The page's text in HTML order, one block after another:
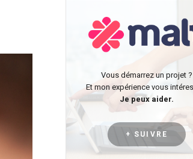
Vous démarrez un projet ?
Et mon expérience vous
Je peux aider.
+ SUIVRE